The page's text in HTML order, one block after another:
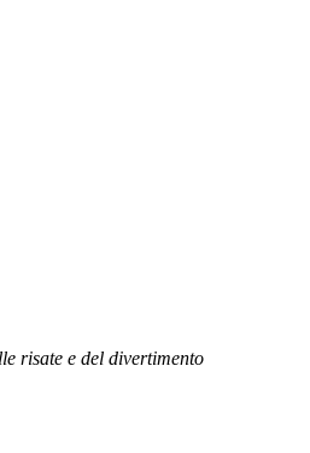
risate e del divertimento